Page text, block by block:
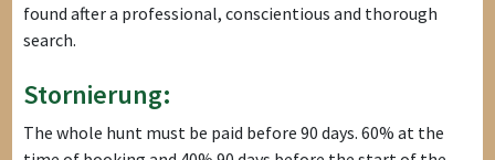
found after a professional, conscientious and thorough
search.
Stornierung:
The whole hunt must be paid before 90 days. 60% at the